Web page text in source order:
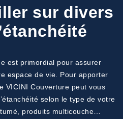
sur divers
est primordial pour assurer
espace de vie. Pour apporter
VICINI Couverture peut vous
selon le type de votre
produits multicouche…